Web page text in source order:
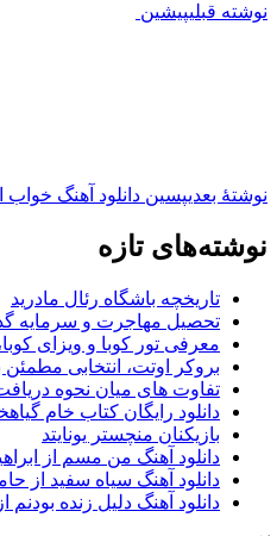
نوشته قبلیپیشین
نوشته‌ٔ بعدیپسین دانلود آهنگ خواب
نوشته‌های تازه
تاریخچه باشگاه رئال مادرید
تحصیل مهاجرت و سرمایه
معرفی تور کوبا و ویزای
بروکر اوتت، انتخابی
تفاوت های میان نحوه
دانلود رایگان کتاب خام
بازیکنان منچستر یونایتد
دانلود آهنگ من مسم از
دانلود آهنگ سیاه سفید از
دانلود آهنگ دلیل زنده بودنم